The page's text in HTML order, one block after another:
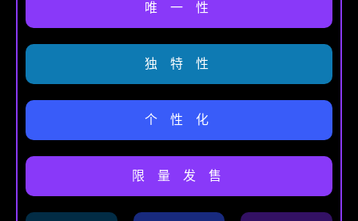
唯 一 性
独 特 性
个 性 化
限 量 发 售